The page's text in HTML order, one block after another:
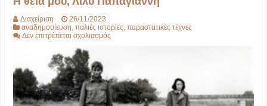
Διαχείριση
26/11/2023
αναδημοσίευση ,παλιές ιστορίες ,παραστατικές τέχνες
Δεν επιτρέπεται σχολιασμός
Παπαγιάννη